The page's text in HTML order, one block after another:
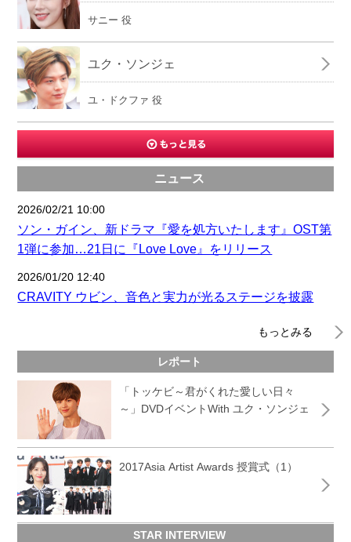
サニー 役
ユク・ソンジェ
ユ・ドクファ 役
ニュース
2026/02/21 10:00
ソン・ガイン、新ドラマ『愛を処方いたします』OST第
1弾に参加…21日に『Love Love』をリリース
2026/01/20 12:40
CRAVITY ウビン、音色と実力が光るステージを披露
もっとみる
レポート
「トッケビ～君がくれた愛しい日々
～」DVDイベントWith ユク・ソンジェ
2017Asia Artist Awards 授賞式（1）
STAR INTERVIEW